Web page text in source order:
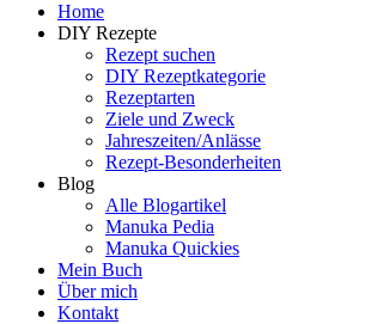
Manuka Magic –
Dein interaktiver DIY
Dein persönlicher interaktiver DIY Beautyblog
Home
DIY Rezepte
Rezept suchen
DIY Rezeptkategorie
Rezeptarten
Ziele und Zweck
Jahreszeiten/Anlässe
Rezept-Besonderheiten
Blog
Alle Blogartikel
Manuka Pedia
Manuka Quickies
Mein Buch
Über mich
Kontakt